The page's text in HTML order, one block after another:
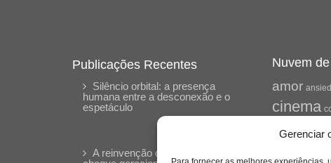
Gerenciar
Publicações Recentes
Silêncio orbital: a presença
humana entre a desconexão e o
espetáculo
A reinvenção do trabalho e o
Nuvem
amor
cinema
educação
freud infância